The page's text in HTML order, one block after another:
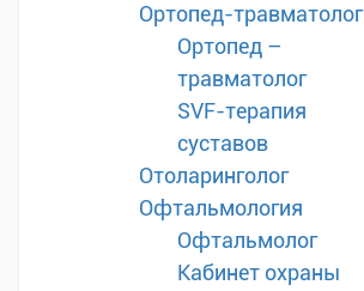
Ортопед-травматолог
Ортопед –
травматолог
SVF-терапия
суставов
Отоларинголог
Офтальмология
Офтальмолог
Кабинет охраны